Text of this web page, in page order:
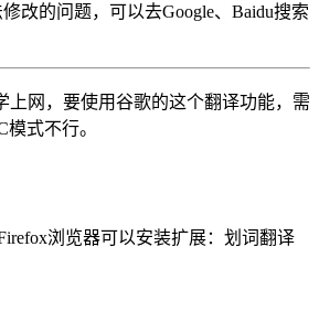
改的问题，可以去Google、Baidu搜索
上网，要使用谷歌的这个翻译功能，需
式不行。
浏览器可以安装扩展：划词翻译